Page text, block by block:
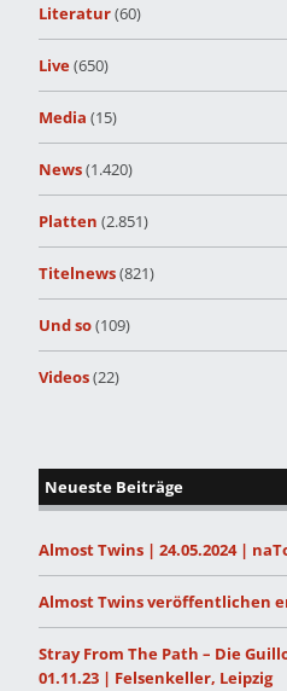
Literatur(60)
Live(650)
Media (15)
News(1.420)
Platten (2.851)
Titelnews(821)
Und so(109)
Videos(22)
Neueste Beiträge
Almost Twins | 24.05.2024 |
Almost Twins veröffentlichen
Stray From The Path – Die
01.11.23 | Felsenkeller, Leipzig